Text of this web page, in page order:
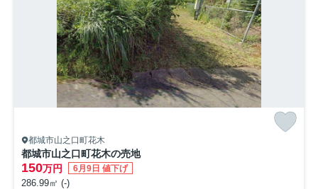
都城市山之口町花木
都城市山之口町花木の売地
150万円 6月9日 値下げ
286.99㎡ (-)